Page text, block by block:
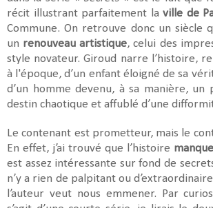
récit illustrant parfaitement la ville de
Commune. On retrouve donc un siècle
un renouveau artistique, celui des
style novateur. Giroud narre l’histoire,
à l'époque, d’un enfant éloigné de sa
d’un homme devenu, à sa manière, un
destin chaotique et affublé d’une
Le contenant est prometteur, mais le
En effet, j’ai trouvé que l’histoire
est assez intéressante sur fond de
n’y a rien de palpitant ou
l’auteur veut nous emmener. Par